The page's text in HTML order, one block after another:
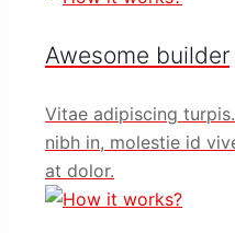
Awesome builder
Vitae adipiscing
nibh in, molestie id
at dolor.